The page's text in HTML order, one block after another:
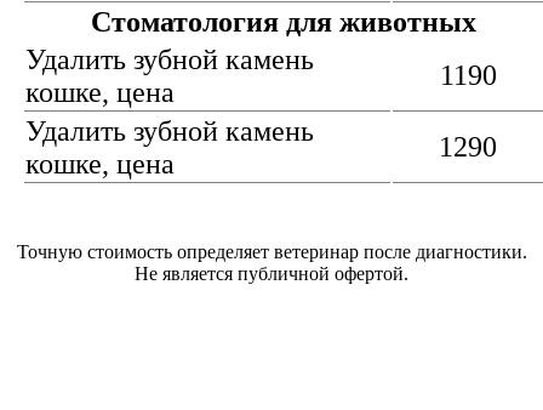
Стоматология для животных
Удалить зубной камень
кошке, цена
1190
Удалить зубной камень
кошке, цена
1290
Точную стоимость определяет ветеринар после диагностики.
Не является публичной офертой.